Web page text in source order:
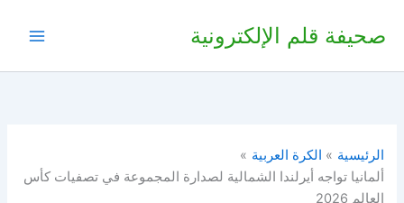
صحيفة قلم الإلكترونية
الرئيسية
الكرة العربية
ألمانيا تواجه أيرلندا الشمالية لصدارة المجموعة في تصفيات كأس
العالم 2026